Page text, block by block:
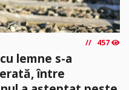
457
lemne s-a
între